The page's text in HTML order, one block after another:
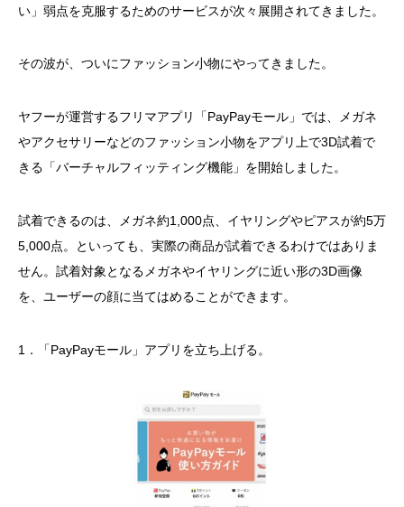
い」弱点を克服するためのサービスが次々展開されてきました。
その波が、ついにファッション小物にやってきました。
ヤフーが運営するフリマアプリ「PayPayモール」では、メガネ
やアクセサリーなどのファッション小物をアプリ上で3D試着で
きる「バーチャルフィッティング機能」を開始しました。
試着できるのは、メガネ約1,000点、イヤリングやピアスが約5万
5,000点。といっても、実際の商品が試着できるわけではありま
せん。試着対象となるメガネやイヤリングに近い形の3D画像
を、ユーザーの顔に当てはめることができます。
1．「PayPayモール」アプリを立ち上げる。